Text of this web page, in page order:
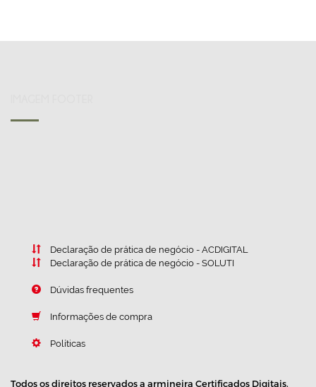
Declaração de prática de negócio - ACDIGITAL
Declaração de prática de negócio - SOLUTI
Dúvidas frequentes
Informações de compra
Políticas
Todos os direitos reservados a armineira Certificados Digitais.